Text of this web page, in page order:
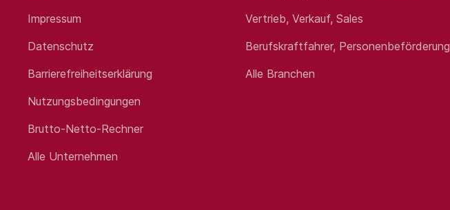
Impressum
Datenschutz
Barrierefreiheitserklärung
Nutzungsbedingungen
Brutto-Netto-Rechner
Alle Unternehmen
Vertrieb, Verkauf, Sales
Berufskraftfahrer, Personenbeförderung
Alle Branchen